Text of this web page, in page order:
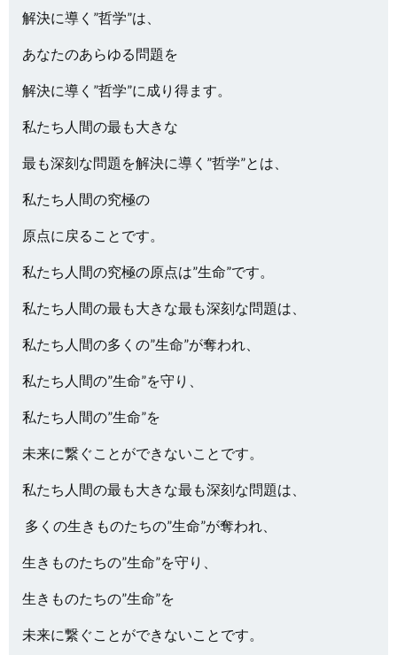
解決に導く”哲学”は、
あなたのあらゆる問題を
解決に導く”哲学”に成り得ます。
私たち人間の最も大きな
最も深刻な問題を解決に導く”哲学”とは、
私たち人間の究極の
原点に戻ることです。
私たち人間の究極の原点は”生命”です。
私たち人間の最も大きな最も深刻な問題は、
私たち人間の多くの”生命”が奪われ、
私たち人間の”生命”を守り、
私たち人間の”生命”を
未来に繋ぐことができないことです。
私たち人間の最も大きな最も深刻な問題は、
多くの生きものたちの”生命”が奪われ、
生きものたちの”生命”を守り、
生きものたちの”生命”を
未来に繋ぐことができないことです。